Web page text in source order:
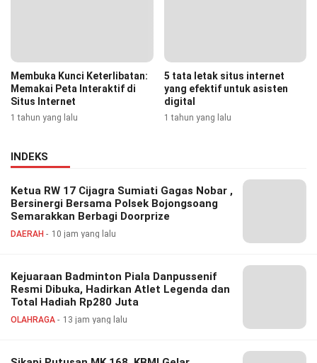
Membuka Kunci Keterlibatan:
Memakai Peta Interaktif di
Situs Internet
1 tahun yang lalu
5 tata letak situs internet
yang efektif untuk asisten
digital
1 tahun yang lalu
INDEKS
Ketua RW 17 Cijagra Sumiati Gagas Nobar ,
Bersinergi Bersama Polsek Bojongsoang
Semarakkan Berbagi Doorprize
DAERAH 10 jam yang lalu
Kejuaraan Badminton Piala Danpussenif
Resmi Dibuka, Hadirkan Atlet Legenda dan
Total Hadiah Rp280 Juta
OLAHRAGA 13 jam yang lalu